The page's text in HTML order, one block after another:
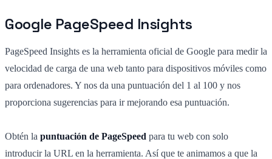
Google PageSpeed Insights
PageSpeed Insights es la herramienta oficial de Google para medir la
velocidad de carga de una web tanto para dispositivos móviles como
para ordenadores. Y nos da una puntuación del 1 al 100 y nos
proporciona sugerencias para ir mejorando esa puntuación.
Obtén la puntuación de PageSpeed para tu web con solo
introducir la URL en la herramienta. Así que te animamos a que la